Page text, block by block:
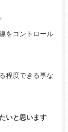
をコントロール
程度できる事な
いと思います